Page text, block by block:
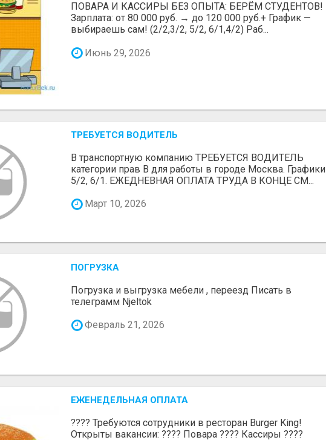
ПОВАРА И КАССИРЫ БЕЗ ОПЫТА: БЕРЁМ СТУДЕНТОВ!
Зарплата: от 80 000 руб. → до 120 000 руб.+ График —
выбираешь сам! (2/2,3/2, 5/2, 6/1,4/2) Раб...
Июнь 29, 2026
ТРЕБУЕТСЯ ВОДИТЕЛЬ
В транспортную компанию ТРЕБУЕТСЯ ВОДИТЕЛЬ
категории прав В для работы в городе Москва. Графики
5/2, 6/1. ЕЖЕДНЕВНАЯ ОПЛАТА ТРУДА В КОНЦЕ СМ...
Март 10, 2026
ПОГРУЗКА
Погрузка и выгрузка мебели , переезд Писать в
телеграмм Njeltok
Февраль 21, 2026
ЕЖЕНЕДЕЛЬНАЯ ОПЛАТА
???? Требуются сотрудники в ресторан Burger King!
Открыты вакансии: ???? Повара ???? Кассиры ????